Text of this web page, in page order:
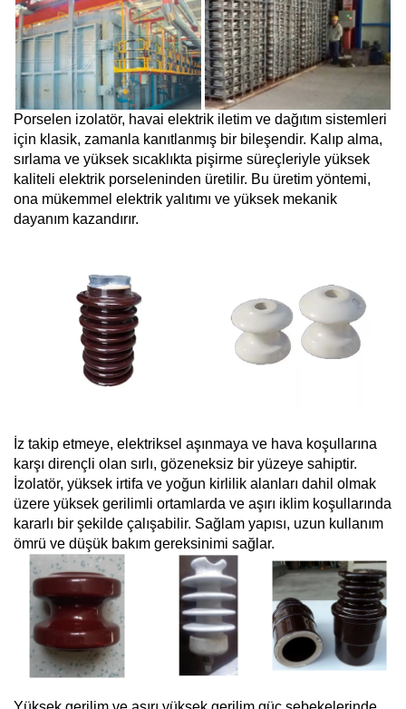
Porselen izolatör, havai elektrik iletim ve dağıtım sistemleri
için klasik, zamanla kanıtlanmış bir bileşendir. Kalıp alma,
sırlama ve yüksek sıcaklıkta pişirme süreçleriyle yüksek
kaliteli elektrik porseleninden üretilir. Bu üretim yöntemi,
ona mükemmel elektrik yalıtımı ve yüksek mekanik
dayanım kazandırır.
İz takip etmeye, elektriksel aşınmaya ve hava koşullarına
karşı dirençli olan sırlı, gözeneksiz bir yüzeye sahiptir.
İzolatör, yüksek irtifa ve yoğun kirlilik alanları dahil olmak
üzere yüksek gerilimli ortamlarda ve aşırı iklim koşullarında
kararlı bir şekilde çalışabilir. Sağlam yapısı, uzun kullanım
ömrü ve düşük bakım gereksinimi sağlar.